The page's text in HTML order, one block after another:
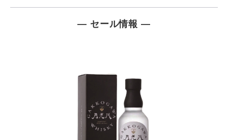
― セール情報 ―